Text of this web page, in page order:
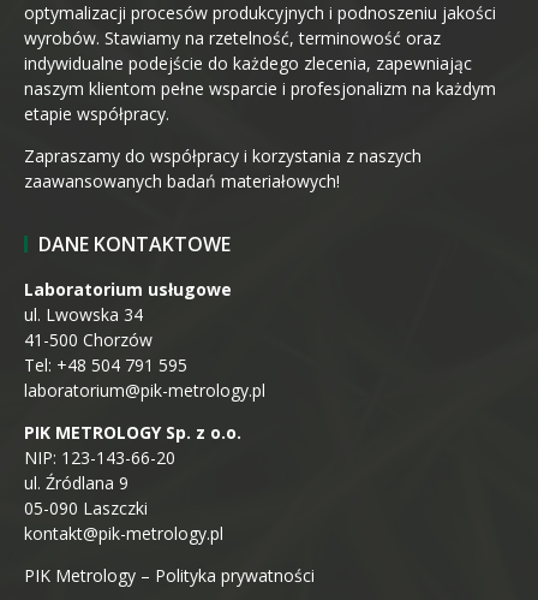
optymalizacji procesów produkcyjnych i podnoszeniu jakości
wyrobów. Stawiamy na rzetelność, terminowość oraz
indywidualne podejście do każdego zlecenia, zapewniając
naszym klientom pełne wsparcie i profesjonalizm na każdym
etapie współpracy.
Zapraszamy do współpracy i korzystania z naszych
zaawansowanych badań materiałowych!
DANE KONTAKTOWE
Laboratorium usługowe
ul. Lwowska 34
41-500 Chorzów
Tel: +48 504 791 595
laboratorium@pik-metrology.pl
PIK METROLOGY Sp. z o.o.
NIP: 123-143-66-20
ul. Źródlana 9
05-090 Laszczki
kontakt@pik-metrology.pl
PIK Metrology – Polityka prywatności